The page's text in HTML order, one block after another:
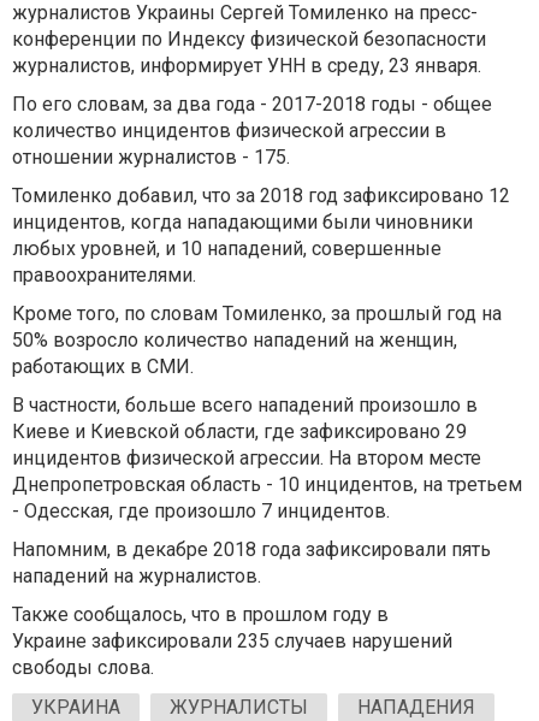
журналистов Украины Сергей Томиленко на пресс-
конференции по Индексу физической безопасности
журналистов, информирует УНН в среду, 23 января.
По его словам, за два года - 2017-2018 годы - общее
количество инцидентов физической агрессии в
отношении журналистов - 175.
Томиленко добавил, что за 2018 год зафиксировано 12
инцидентов, когда нападающими были чиновники
любых уровней, и 10 нападений, совершенные
правоохранителями.
Кроме того, по словам Томиленко, за прошлый год на
50% возросло количество нападений на женщин,
работающих в СМИ.
В частности, больше всего нападений произошло в
Киеве и Киевской области, где зафиксировано 29
инцидентов физической агрессии. На втором месте
Днепропетровская область - 10 инцидентов, на третьем
- Одесская, где произошло 7 инцидентов.
Напомним, в декабре 2018 года зафиксировали пять
нападений на журналистов.
Также сообщалось, что в прошлом году в
Украине зафиксировали 235 случаев нарушений
свободы слова.
УКРАИНА
ЖУРНАЛИСТЫ НАПАДЕНИЯ